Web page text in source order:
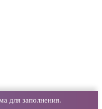
для заполнения.